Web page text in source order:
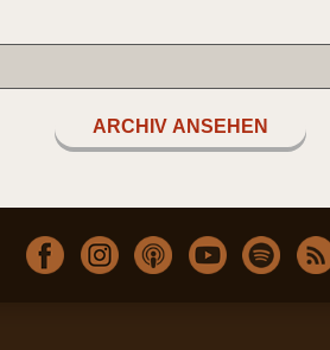
ARCHIV ANSEHEN